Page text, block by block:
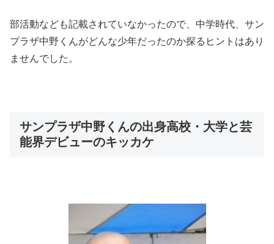
部活動なども記載されていなかったので、中学時代、サン
プラザ中野くんがどんな少年だったのか探るヒントはあり
ませんでした。
サンプラザ中野くんの出身高校・大学と芸
能界デビューのキッカケ